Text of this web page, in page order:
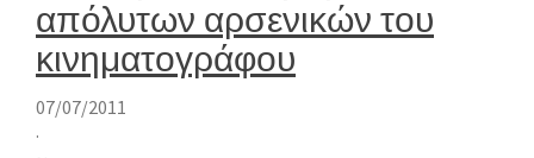
απόλυτων αρσενικών του
κινηματογράφου
07/07/2011
·